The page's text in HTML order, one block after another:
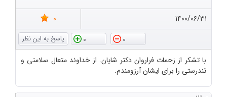
۱۴۰۰/۰۶/۳۱
0
0
0
با تشکر از زحمات فراروان دکتر شایان. از خداوند متعال سلامتی و
تندرستی را برای ایشان آرزومندم.